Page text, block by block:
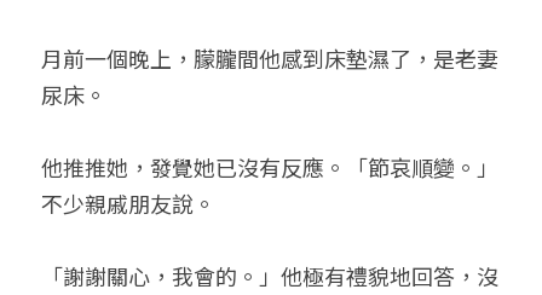
月前一個晚上，朦朧間他感到床墊濕了，是老妻
尿床。
他推推她，發覺她已沒有反應。「節哀順變。」
不少親戚朋友說。
「謝謝關心，我會的。」他極有禮貌地回答，沒